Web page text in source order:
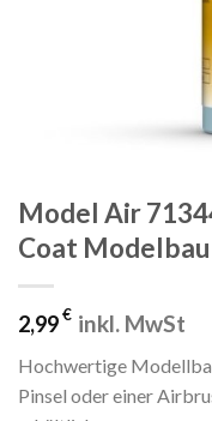
Model Air
Coat
2,99€ inkl. MwSt
Hochwertige
Pinsel oder einer